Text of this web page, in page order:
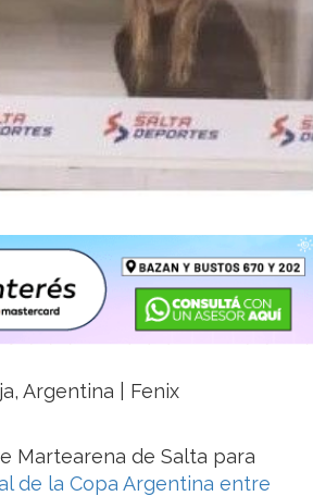
Argentina | Fenix
Martearena de Salta para
de la Copa Argentina entre